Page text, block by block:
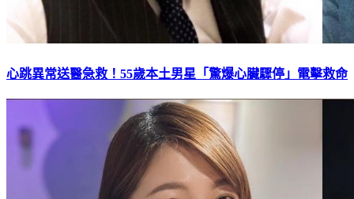
心跳異常送醫急救！55歲本土男星「驚爆心臟驟停」電擊救命